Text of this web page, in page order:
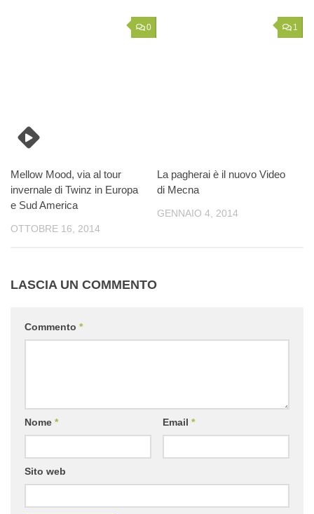
0
Mellow Mood, via al tour
invernale di Twinz in Europa
e Sud America
OTTOBRE 16, 2014
1
La pagherai è il nuovo Video
di Mecna
GENNAIO 4, 2014
LASCIA UN COMMENTO
Commento *
Nome * Email *
Sito web